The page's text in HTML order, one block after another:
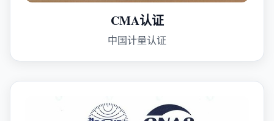
CMA认证
中国计量认证